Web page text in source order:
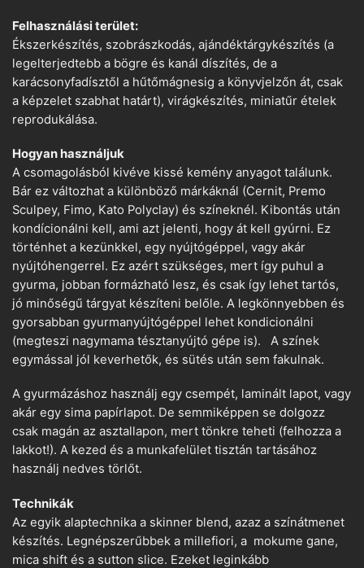
Felhasználási terület:
Ékszerkészítés, szobrászkodás, ajándéktárgykészítés (a
legelterjedtebb a bögre és kanál díszítés, de a
karácsonyfadísztől a hűtőmágnesig a könyvjelzőn át, csak
a képzelet szabhat határt), virágkészítés, miniatűr ételek
reprodukálása.
Hogyan használjuk
A csomagolásból kivéve kissé kemény anyagot találunk.
Bár ez változhat a különböző márkáknál (Cernit, Premo
Sculpey, Fimo, Kato Polyclay) és színeknél. Kibontás után
kondícionálni kell, ami azt jelenti, hogy át kell gyúrni. Ez
történhet a kezünkkel, egy nyújtógéppel, vagy akár
nyújtóhengerrel. Ez azért szükséges, mert így puhul a
gyurma, jobban formázható lesz, és csak így lehet tartós,
jó minőségű tárgyat készíteni belőle. A legkönnyebben és
gyorsabban gyurmanyújtógéppel lehet kondicionálni
(megteszi nagymama tésztanyújtó gépe is). A színek
egymással jól keverhetők, és sütés után sem fakulnak.
A gyurmázáshoz használj egy csempét, laminált lapot, vagy
akár egy sima papírlapot. De semmiképpen se dolgozz
csak magán az asztallapon, mert tönkre teheti (felhozza a
lakkot!). A kezed és a munkafelület tisztán tartásához
használj nedves törlőt.
Technikák
Az egyik alaptechnika a skinner blend, azaz a színátmenet
készítés. Legnépszerűbbek a millefiori, a mokume gane,
mica shift és a sutton slice. Ezeket leginkább